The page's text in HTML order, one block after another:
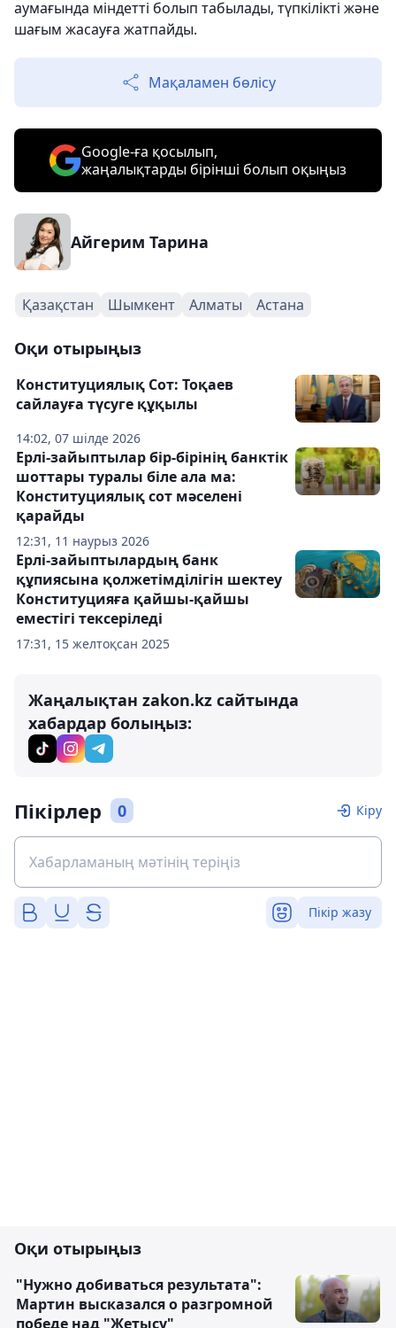
аумағында міндетті болып табылады, түпкілікті және
шағым жасауға жатпайды.
Мақаламен бөлісу
Google-ға қосылып,
жаңалықтарды бірінші болып оқыңыз
Айгерим Тарина
Қазақстан Шымкент Алматы Астана
Оқи отырыңыз
14:02, 07 шілде 2026
Конституциялық Сот: Тоқаев
сайлауға түсуге құқылы
12:31, 11 наурыз 2026
Ерлі-зайыптылар бір-бірінің банктік
шоттары туралы біле ала ма:
Конституциялық сот мәселені
қарайды
17:31, 15 желтоқсан 2025
Ерлі-зайыптылардың банк
құпиясына қолжетімділігін шектеу
Конституцияға қайшы-қайшы
еместігі тексеріледі
Жаңалықтан zakon.kz сайтында
хабардар болыңыз:
Пікірлер 0 Кіру
Пікір жазу
Оқи отырыңыз
"Нужно добиваться результата":
Мартин высказался о разгромной
победе над "Жетысу"